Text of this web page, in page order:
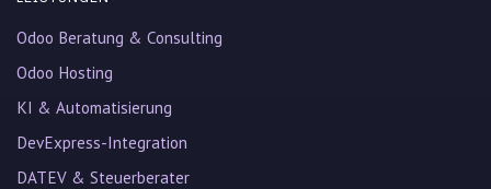
Odoo Beratung & Consulting
Odoo Hosting
KI & Automatisierung
DevExpress-Integration
DATEV & Steuerberater